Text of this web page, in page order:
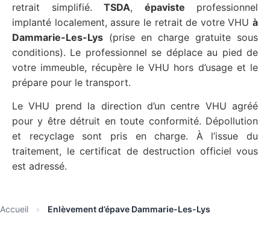
retrait simplifié. TSDA, épaviste professionnel
implanté localement, assure le retrait de votre VHU à
Dammarie-Les-Lys (prise en charge gratuite sous
conditions). Le professionnel se déplace au pied de
votre immeuble, récupère le VHU hors d’usage et le
prépare pour le transport.
Le VHU prend la direction d’un centre VHU agréé
pour y être détruit en toute conformité. Dépollution
et recyclage sont pris en charge. À l’issue du
traitement, le certificat de destruction officiel vous
est adressé.
Accueil » Enlèvement d’épave Dammarie-Les-Lys